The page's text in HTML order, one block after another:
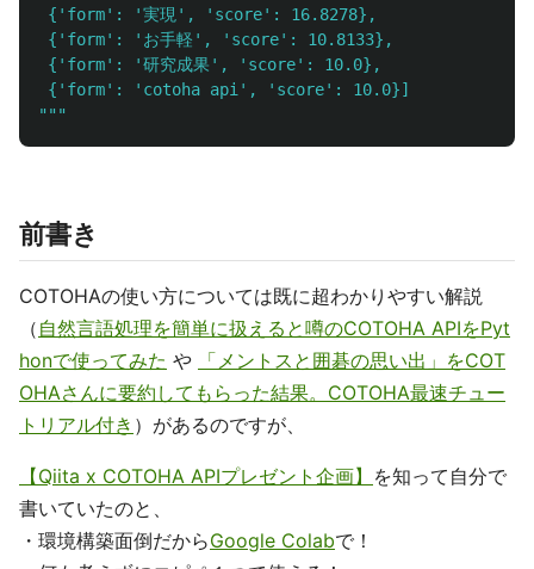
{ ' form' : '実現 ' , ' score' : 16.8278},
{ ' form' : ' お手軽 ' , ' score' : 10.8133},
{ ' form' : '研究成果 ' , ' score' : 10.0},
{ ' form' : ' cotoha api ' , ' score'
"""
前書き
COTOHAの使い方については既に超わかりやすい解説
（ 自然言語処理を簡単に扱えると噂のCOTOHA APIをPyt
honで使ってみた や
「メントスと囲碁の思い出」をCOT
OHAさんに要約してもらった結果。COTOHA最速チュー
トリアル付き ）があるのですが、
【Qiita x COTOHA APIプレゼント企画】 を知って自分で
書いていたのと、
・環境構築面倒だからGoogle Colabで！